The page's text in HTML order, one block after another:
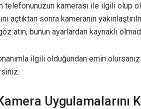
telefonunuzun kamerası ile ilgili olup
açtıktan sonra kameranın
atın, bunun ayarlardan kaynaklı
ilgili olduğundan emin
Uygulamalarını